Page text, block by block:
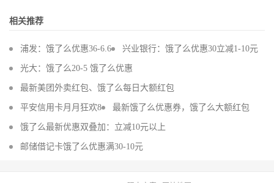
相关推荐
浦发：饿了么优惠36-6.6 兴业银行：饿了么优惠30立减1-10元
光大：饿了么20-5 饿了么优惠
最新美团外卖红包、饿了么每日大额红包
平安信用卡月月狂欢8 最新饿了么优惠券，饿了么大额红包
饿了么最新优惠双叠加：立减10元以上
邮储借记卡饿了么优惠满30-10元